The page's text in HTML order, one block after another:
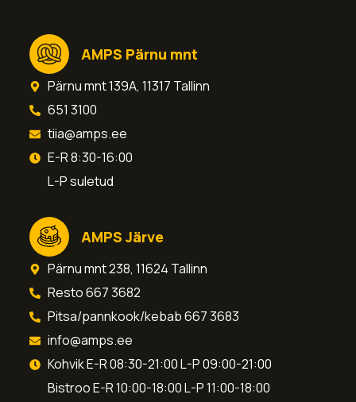
AMPS Pärnu mnt
Pärnu mnt 139A, 11317 Tallinn
651 3100
tiia@amps.ee
E-R 8:30-16:00
L-P suletud
AMPS Järve
Pärnu mnt 238, 11624 Tallinn
Resto 667 3682
Pitsa/pannkook/kebab 667 3683
info@amps.ee
Kohvik E-R 08:30-21:00 L-P 09:00-21:00
Bistroo E-R 10:00-18:00 L-P 11:00-18:00